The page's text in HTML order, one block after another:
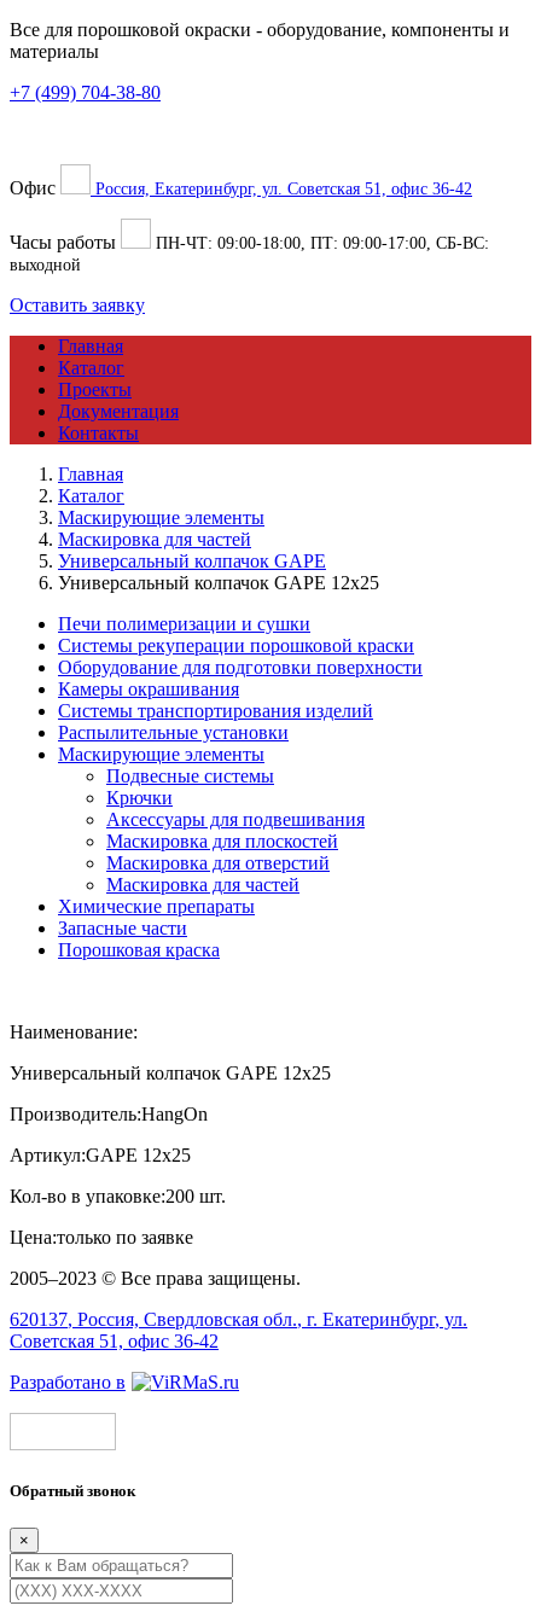
Все для порошковой окраски - оборудование, компоненты и
материалы
+7 (499) 704-38-80
Офис Россия, Екатеринбург, ул. Советская 51, офис 36-42
Часы работы ПН-ЧТ: 09:00-18:00 , ПТ: 09:00-17:00 , СБ-ВС:
выходной
Оставить заявку
Главная
Каталог
Проекты
Документация
Контакты
Главная
Каталог
Маскирующие элементы
Маскировка для частей
Универсальный колпачок GAPE
Универсальный колпачок GAPE 12х25
Печи полимеризации и сушки
Системы рекуперации порошковой краски
Оборудование для подготовки поверхности
Камеры окрашивания
Системы транспортирования изделий
Распылительные установки
Маскирующие элементы
Подвесные системы
Крючки
Аксессуары для подвешивания
Маскировка для плоскостей
Маскировка для отверстий
Маскировка для частей
Химические препараты
Запасные части
Порошковая краска
Наименование:
Универсальный колпачок GAPE 12х25
Производитель:HangOn
Артикул:GAPE 12х25
Кол-во в упаковке:200 шт.
Цена:только по заявке
2005–2023 © Все права защищены.
620137, Россия, Свердловская обл., г. Екатеринбург, ул.
Советская 51, офис 36-42
Разработано в
Обратный звонок
×